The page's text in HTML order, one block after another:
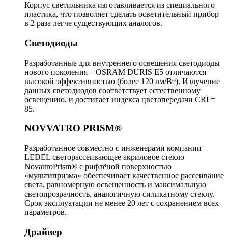
Корпус светильника изготавливается из специального
пластика, что позволяет сделать осветительный прибор
в 2 раза легче существующих аналогов.
Светодиоды
Разработанные для внутреннего освещения светодиоды
нового поколения – OSRAM DURIS E5 отличаются
высокой эффективностью (более 120 лм/Вт). Излучение
данных светодиодов соответствует естественному
освещению, и достигает индекса цветопередачи CRI =
85.
NOVVATRO PRISM®
Разработанное совместно с инженерами компании
LEDEL светорассеивающее акриловое стекло
NovattroPrism® с рифлёной поверхностью
«мультипризма» обеспечивает качественное рассеивание
света, равномерную освещенность и максимальную
светопрозрачность, аналогичную силикатному стеклу.
Срок эксплуатации не менее 20 лет с сохранением всех
параметров.
Драйвер